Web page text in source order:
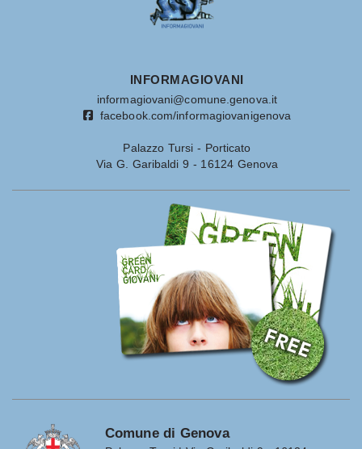
INFORMAGIOVANI
informagiovani@comune.genova.it
facebook.com/informagiovanigenova
Palazzo Tursi - Porticato
Via G. Garibaldi 9 - 16124 Genova
Comune di Genova